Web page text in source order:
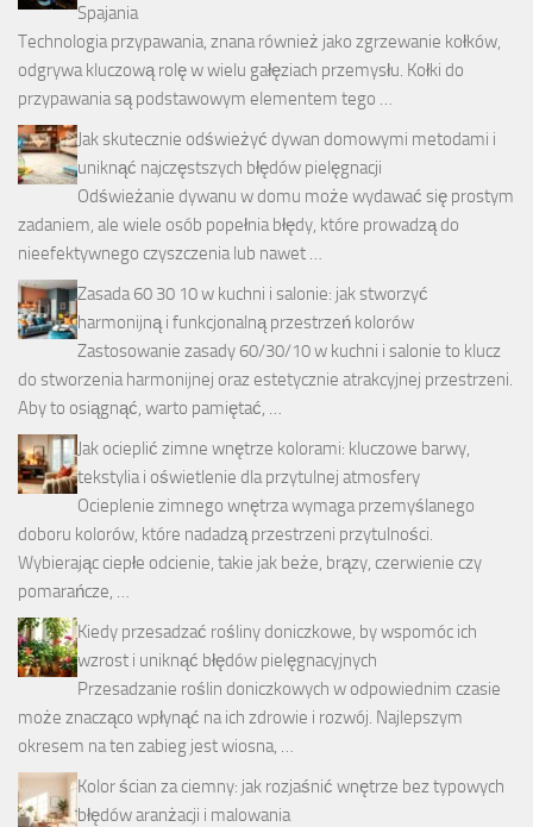
Spajania
Technologia przypawania, znana również jako zgrzewanie kołków,
odgrywa kluczową rolę w wielu gałęziach przemysłu. Kołki do
przypawania są podstawowym elementem tego …
Jak skutecznie odświeżyć dywan domowymi metodami i
uniknąć najczęstszych błędów pielęgnacji
Odświeżanie dywanu w domu może wydawać się prostym
zadaniem, ale wiele osób popełnia błędy, które prowadzą do
nieefektywnego czyszczenia lub nawet …
Zasada 60 30 10 w kuchni i salonie: jak stworzyć
harmonijną i funkcjonalną przestrzeń kolorów
Zastosowanie zasady 60/30/10 w kuchni i salonie to klucz
do stworzenia harmonijnej oraz estetycznie atrakcyjnej przestrzeni.
Aby to osiągnąć, warto pamiętać, …
Jak ocieplić zimne wnętrze kolorami: kluczowe barwy,
tekstylia i oświetlenie dla przytulnej atmosfery
Ocieplenie zimnego wnętrza wymaga przemyślanego
doboru kolorów, które nadadzą przestrzeni przytulności.
Wybierając ciepłe odcienie, takie jak beże, brązy, czerwienie czy
pomarańcze, …
Kiedy przesadzać rośliny doniczkowe, by wspomóc ich
wzrost i uniknąć błędów pielęgnacyjnych
Przesadzanie roślin doniczkowych w odpowiednim czasie
może znacząco wpłynąć na ich zdrowie i rozwój. Najlepszym
okresem na ten zabieg jest wiosna, …
Kolor ścian za ciemny: jak rozjaśnić wnętrze bez typowych
błędów aranżacji i malowania